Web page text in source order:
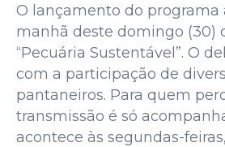
O lançamento do programa
manhã deste domingo (30)
“Pecuária Sustentável”. O
com a participação de
pantaneiros. Para quem
transmissão é só
acontece às segundas-